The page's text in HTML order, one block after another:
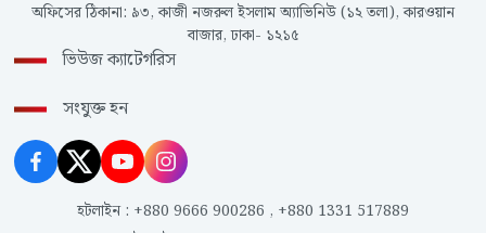
অফিসের ঠিকানা: ৯৩, কাজী নজরুল ইসলাম অ্যাভিনিউ (১২ তলা), কারওয়ান
বাজার, ঢাকা- ১২১৫
ভিউজ ক্যাটেগরিস
সংযুক্ত হন
হটলাইন : +880 9666 900286 , +880 1331 517889